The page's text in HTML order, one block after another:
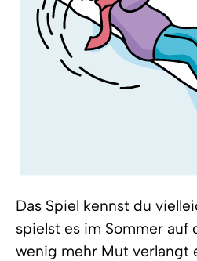
Das Spiel kennst du
spielst es im Sommer auf
wenig mehr Mut verlangt